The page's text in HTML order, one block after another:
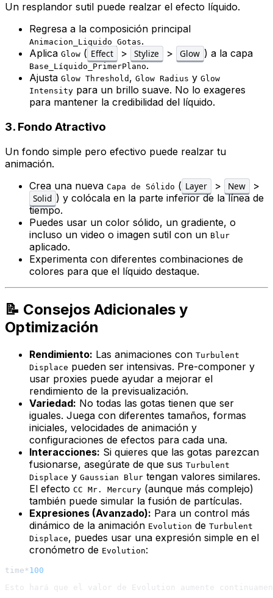
Un resplandor sutil puede realzar el efecto líquido.
Regresa a la composición principal
Animacion_Liquido_Gotas.
Aplica Glow ( Effect > Stylize > Glow ) a la capa
Base_Líquido_PrimerPlano.
Ajusta Glow Threshold , Glow Radius y Glow
Intensity para un brillo suave. No lo exageres
para mantener la credibilidad del líquido.
3. Fondo Atractivo
Un fondo simple pero efectivo puede realzar tu
animación.
Crea una nueva Capa de Sólido ( Layer > New >
Solid ) y colócala en la parte inferior de la línea de
tiempo.
Puedes usar un color sólido, un gradiente, o
incluso un video o imagen sutil con un Blur
aplicado.
Experimenta con diferentes combinaciones de
colores para que el líquido destaque.
📝 Consejos Adicionales y
Optimización
Rendimiento: Las animaciones con Turbulent
Displace pueden ser intensivas. Pre-componer y
usar proxies puede ayudar a mejorar el
rendimiento de la previsualización.
Variedad: No todas las gotas tienen que ser
iguales. Juega con diferentes tamaños, formas
iniciales, velocidades de animación y
configuraciones de efectos para cada una.
Interacciones: Si quieres que las gotas parezcan
fusionarse, asegúrate de que sus Turbulent
Displace y Gaussian Blur tengan valores similares.
El efecto CC Mr. Mercury (aunque más complejo)
también puede simular la fusión de partículas.
Expresiones (Avanzado): Para un control más
dinámico de la animación Evolution de Turbulent
Displace, puedes usar una expresión simple en el
cronómetro de Evolution:
time*100